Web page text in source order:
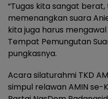
“Tugas kita sangat
memenangkan suara
kita juga harus
Tempat Pemungutan
pungkasnya.
Acara silaturahmi TKD
simpul relawan AMIN se-